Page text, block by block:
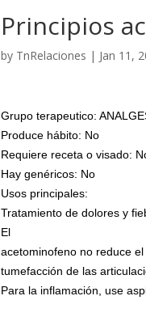
Principios
by TnRelaciones | Jan 11,
Grupo terapeutico:
Produce hábito: No
Requiere receta o visado:
Hay genéricos: No
Usos principales:
Tratamiento de dolores y
El
acetominofeno no reduce
tumefacción de las
Para la inflamación, use